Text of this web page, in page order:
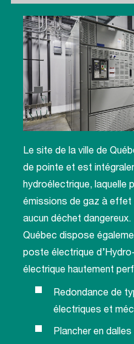
Le site de la ville de
de pointe et est
hydroélectrique, laquelle
émissions de gaz à effet
aucun déchet
Québec dispose
poste électrique
électrique hautement
Redondance de
électriques et
Plancher en